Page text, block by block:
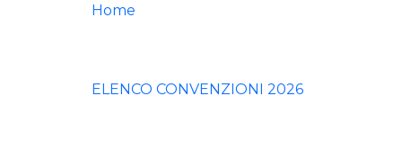
Home
ELENCO CONVENZIONI 2026